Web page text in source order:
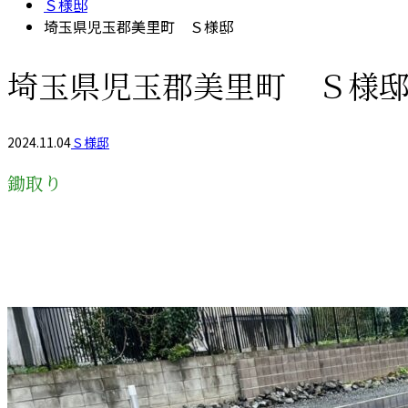
Ｓ様邸
埼玉県児玉郡美里町 Ｓ様邸
埼玉県児玉郡美里町 Ｓ様
2024.11.04Ｓ様邸
鋤取り